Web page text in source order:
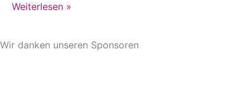
Weiterlesen »
Wir danken unseren Sponsoren